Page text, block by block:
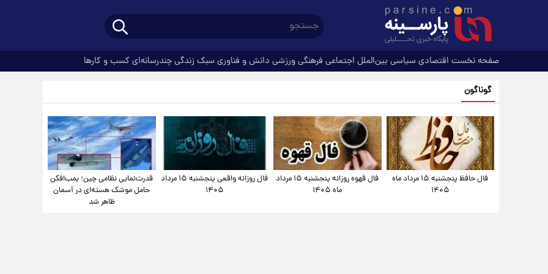
صفحه نخست اقتصادی سیاسی بین‌الملل اجتماعی فرهنگیورزشی دانش و فناوری سبک زندگیچندرسانه‌ای کسب و کارها
گوناگون
فال حافظ پنجشنبه ۱۵ مرداد ماه
۱۴۰۵
فال قهوه روزانه پنجشنبه ۱۵ مرداد
ماه ۱۴۰۵
فال روزانه واقعی پنجشنبه ۱۵ مرداد
۱۴۰۵
قدرت‌نمایی نظامی چین؛ بمب‌افکن
حامل موشک هسته‌ای در آسمان
ظاهر شد